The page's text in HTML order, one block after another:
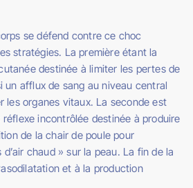
se défend contre ce choc
stratégies. La première étant la
destinée à limiter les pertes de
un afflux de sang au niveau central
les organes vitaux. La seconde est
incontrôlée destinée à produire
de la chair de poule pour
chaud » sur la peau. La fin de la
et à la production